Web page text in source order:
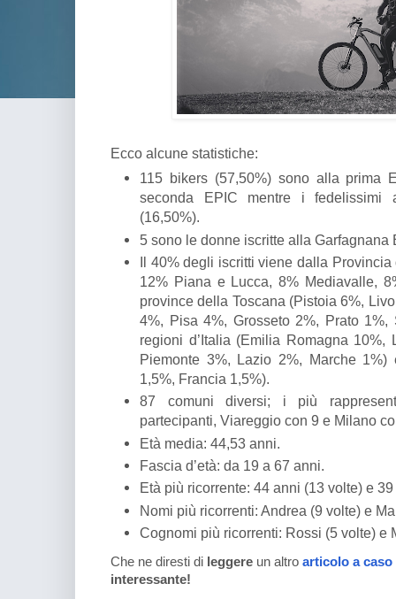
Ecco alcune statistiche:
115 bikers (57,50%) sono alla prima
seconda EPIC mentre i
(16,50%).
5 sono le donne iscritte alla Garfagnana
Il 40% degli iscritti viene dalla
12% Piana e Lucca, 8% Mediavalle,
province della Toscana (Pistoia 6%,
4%, Pisa 4%, Grosseto 2%, Prato
regioni d’Italia (Emilia Romagna 10%,
Piemonte 3%, Lazio 2%, Marche
1,5%, Francia 1,5%).
87 comuni diversi; i più
partecipanti, Viareggio con 9 e Milano
Età media: 44,53 anni.
Fascia d’età: da 19 a 67 anni.
Età più ricorrente: 44 anni (13 volte) e
Nomi più ricorrenti: Andrea (9 volte) e
Cognomi più ricorrenti: Rossi (5 volte) e
Che ne diresti di leggere un altro articolo a caso
interessante!